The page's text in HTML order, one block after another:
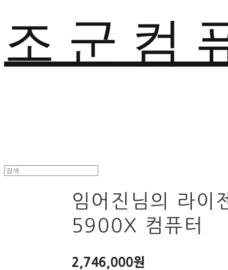
조 군 컴
임어진님의 라이
5900X 컴퓨터
2,746,000원